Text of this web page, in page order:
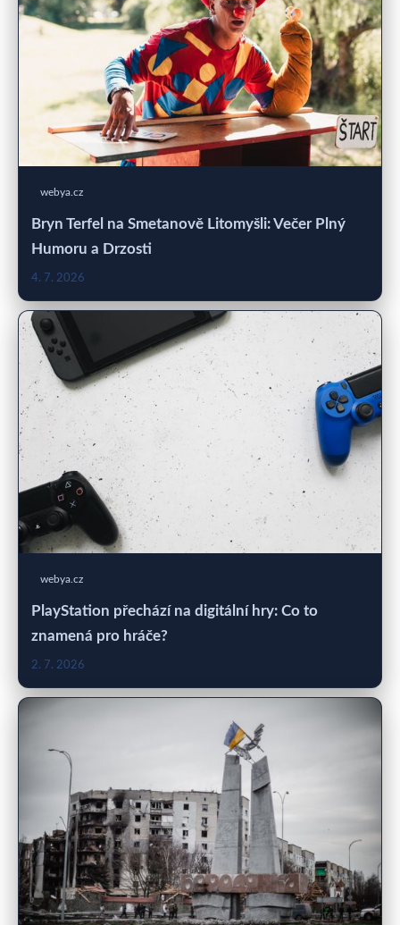
webya.cz
Bryn Terfel na Smetanově Litomyšli: Večer Plný
Humoru a Drzosti
4. 7. 2026
webya.cz
PlayStation přechází na digitální hry: Co to
znamená pro hráče?
2. 7. 2026